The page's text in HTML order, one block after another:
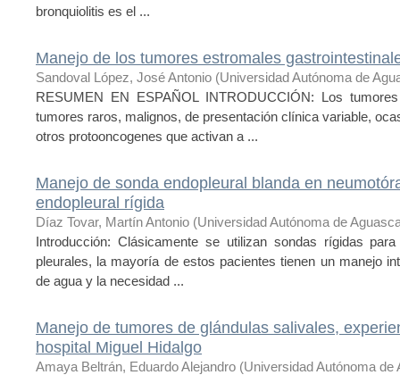
bronquiolitis es el ...
Manejo de los tumores estromales
Sandoval López, José Antonio (Universidad Autónoma de
RESUMEN EN ESPAÑOL INTRODUCCIÓN: Los
tumores raros, malignos, de presentación clínica variable,
otros protooncogenes que activan a ...
Manejo de sonda endopleural blanda en
endopleural rígida
Díaz Tovar, Martín Antonio (Universidad Autónoma de
Introducción: Clásicamente se utilizan sondas rígidas
pleurales, la mayoría de estos pacientes tienen un manejo
de agua y la necesidad ...
Manejo de tumores de glándulas salivales,
hospital Miguel Hidalgo
Amaya Beltrán, Eduardo Alejandro (Universidad Autónoma de